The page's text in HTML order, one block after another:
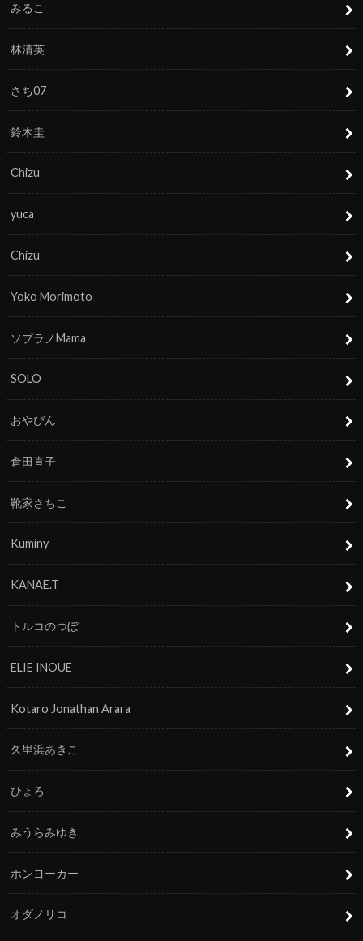
みるこ
林清英
さち07
鈴木圭
Chizu
yuca
Chizu
Yoko Morimoto
ソプラノMama
SOLO
おやびん
倉田直子
靴家さちこ
Kuminy
KANAE.T
トルコのつぼ
ELIE INOUE
Kotaro Jonathan Arara
久里浜あきこ
ひょろ
みうらみゆき
ホンヨーカー
オダノリコ